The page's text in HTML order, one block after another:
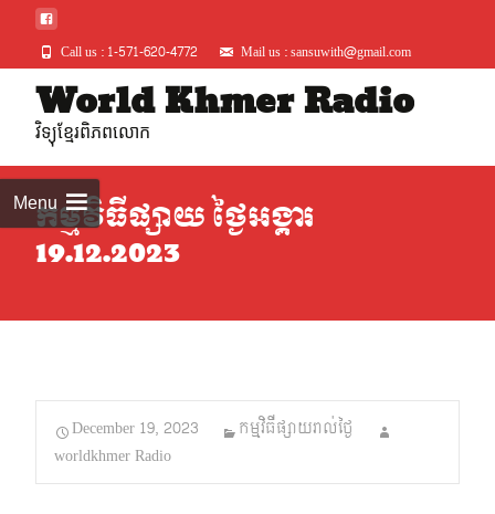
Call us : 1-571-620-4772 Mail us : sansuwith@gmail.com
World Khmer Radio
វិទ្យុខ្មែរពិភពលោក
Menuកម្មវិធីផ្សាយ ថ្ងៃអង្គារ
19.12.2023
December 19, 2023
កម្មវិធីផ្សាយរាល់ថ្ងៃ
worldkhmer Radio